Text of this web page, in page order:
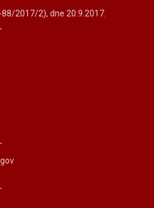
2017/2), dne 20.9.2017.